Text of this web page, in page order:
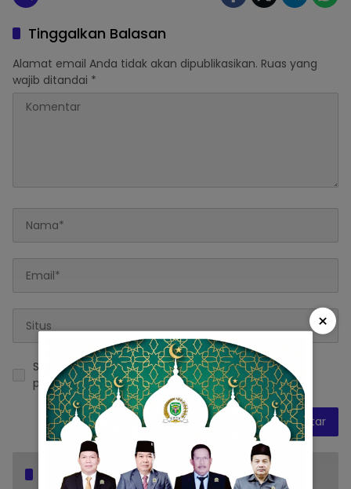
Tinggalkan Balasan
Alamat email Anda tidak akan dipublikasikan. Ruas yang
wajib ditandai *
Simpan nama, email, dan situs web saya pada
peramban ini untuk komentar saya berikutnya.
Popular Posts
×